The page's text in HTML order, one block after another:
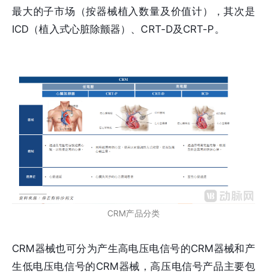
最大的子市场（按器械植入数量及价值计），其次是
ICD（植入式⼼脏除颤器）、CRT-D及CRT-P。
CRM产品分类
CRM器械也可分为产生高电压电信号的CRM器械和产
生低电压电信号的CRM器械，高压电信号产品主要包